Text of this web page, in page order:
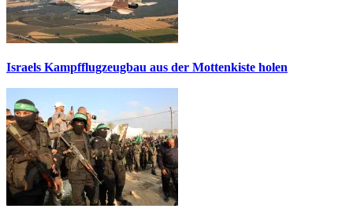
Israels Kampfflugzeugbau aus der Mottenkiste holen